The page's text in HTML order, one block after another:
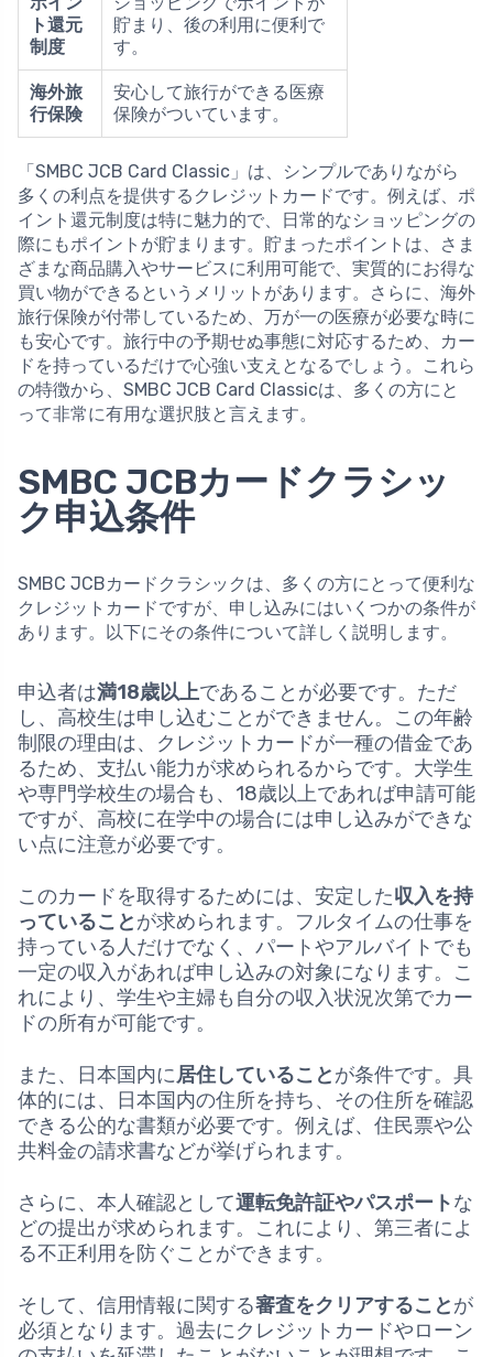
ト還元
制度
貯まり、後の利用に便利で
す。
海外旅
行保険
安心して旅行ができる医療
保険がついています。
「SMBC JCB Card Classic」は、シンプルでありながら
多くの利点を提供するクレジットカードです。例えば、ポ
イント還元制度は特に魅力的で、日常的なショッピングの
際にもポイントが貯まります。貯まったポイントは、さま
ざまな商品購入やサービスに利用可能で、実質的にお得な
買い物ができるというメリットがあります。さらに、海外
旅行保険が付帯しているため、万が一の医療が必要な時に
も安心です。旅行中の予期せぬ事態に対応するため、カー
ドを持っているだけで心強い支えとなるでしょう。これら
の特徴から、SMBC JCB Card Classicは、多くの方にと
って非常に有用な選択肢と言えます。
SMBC JCBカードクラシッ
ク申込条件
SMBC JCBカードクラシックは、多くの方にとって便利な
クレジットカードですが、申し込みにはいくつかの条件が
あります。以下にその条件について詳しく説明します。
申込者は満18歳以上であることが必要です。ただ
し、高校生は申し込むことができません。この年齢
制限の理由は、クレジットカードが一種の借金であ
るため、支払い能力が求められるからです。大学生
や専門学校生の場合も、18歳以上であれば申請可能
ですが、高校に在学中の場合には申し込みができな
い点に注意が必要です。
このカードを取得するためには、安定した収入を持
っていることが求められます。フルタイムの仕事を
持っている人だけでなく、パートやアルバイトでも
一定の収入があれば申し込みの対象になります。こ
れにより、学生や主婦も自分の収入状況次第でカー
ドの所有が可能です。
また、日本国内に居住していることが条件です。具
体的には、日本国内の住所を持ち、その住所を確認
できる公的な書類が必要です。例えば、住民票や公
共料金の請求書などが挙げられます。
さらに、本人確認として運転免許証やパスポートな
どの提出が求められます。これにより、第三者によ
る不正利用を防ぐことができます。
そして、信用情報に関する審査をクリアすることが
必須となります。過去にクレジットカードやローン